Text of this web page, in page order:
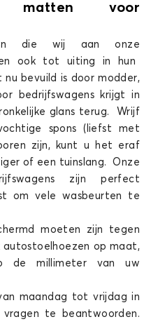
matten voor
die wij aan onze
ook tot uiting in hun
bevuild is door modder,
bedrijfswagens krijgt in
glans terug. Wrijf
spons (liefst met
zijn, kunt u het eraf
of een tuinslang. Onze
zijn perfect
om vele wasbeurten te
moeten zijn tegen
autostoelhoezen op maat,
de millimeter van uw
maandag tot vrijdag in
vragen te beantwoorden.